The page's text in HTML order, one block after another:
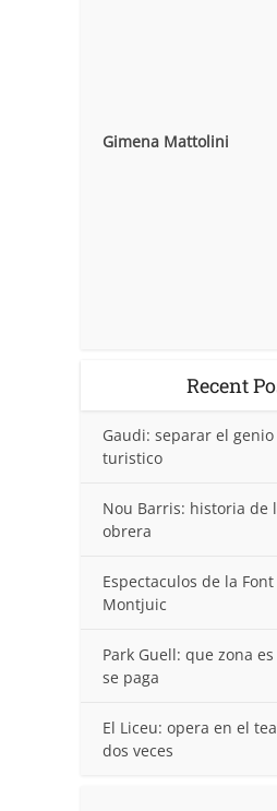
Gimena Mattolini
Recent
Gaudi: separar el
turistico
Nou Barris: historia de
obrera
Espectaculos de la
Montjuic
Park Guell: que zona
se paga
El Liceu: opera en el
dos veces